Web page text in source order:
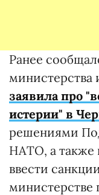
Ранее
министерства
заявила про
истерии" в
решениями
НАТО, а также
ввести
министерстве